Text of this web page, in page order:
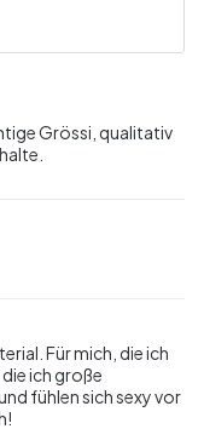
Grössi, qualitativ
Für mich, die ich
ich große
fühlen sich sexy vor